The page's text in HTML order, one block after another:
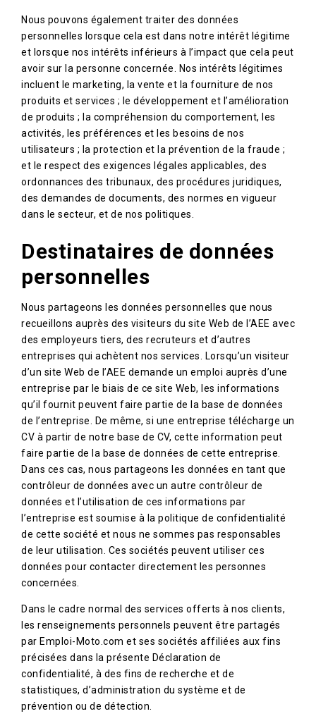
Nous pouvons également traiter des données
personnelles lorsque cela est dans notre intérêt légitime
et lorsque nos intérêts inférieurs à l’impact que cela peut
avoir sur la personne concernée. Nos intérêts légitimes
incluent le marketing, la vente et la fourniture de nos
produits et services ; le développement et l’amélioration
de produits ; la compréhension du comportement, les
activités, les préférences et les besoins de nos
utilisateurs ; la protection et la prévention de la fraude ;
et le respect des exigences légales applicables, des
ordonnances des tribunaux, des procédures juridiques,
des demandes de documents, des normes en vigueur
dans le secteur, et de nos politiques.
Destinataires de données
personnelles
Nous partageons les données personnelles que nous
recueillons auprès des visiteurs du site Web de l’AEE avec
des employeurs tiers, des recruteurs et d’autres
entreprises qui achètent nos services. Lorsqu’un visiteur
d’un site Web de l’AEE demande un emploi auprès d’une
entreprise par le biais de ce site Web, les informations
qu’il fournit peuvent faire partie de la base de données
de l’entreprise. De même, si une entreprise télécharge un
CV à partir de notre base de CV, cette information peut
faire partie de la base de données de cette entreprise.
Dans ces cas, nous partageons les données en tant que
contrôleur de données avec un autre contrôleur de
données et l’utilisation de ces informations par
l’entreprise est soumise à la politique de confidentialité
de cette société et nous ne sommes pas responsables
de leur utilisation. Ces sociétés peuvent utiliser ces
données pour contacter directement les personnes
concernées.
Dans le cadre normal des services offerts à nos clients,
les renseignements personnels peuvent être partagés
par Emploi-Moto.com et ses sociétés affiliées aux fins
précisées dans la présente Déclaration de
confidentialité, à des fins de recherche et de
statistiques, d’administration du système et de
prévention ou de détection.